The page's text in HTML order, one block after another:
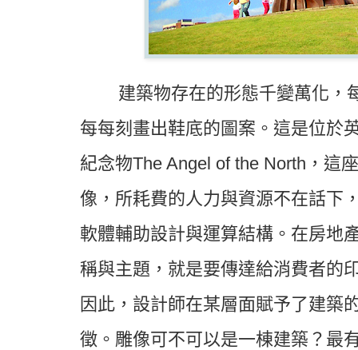
建築物存在的形態千變萬化，
每每刻畫出鞋底的圖案。這是位於
紀念物The Angel of the North，這
像，所耗費的人力與資源不在話下
軟體輔助設計與運算結構。在房地
稱與主題，就是要傳達給消費者的
因此，設計師在某層面賦予了建築
徵。雕像可不可以是一棟建築？最